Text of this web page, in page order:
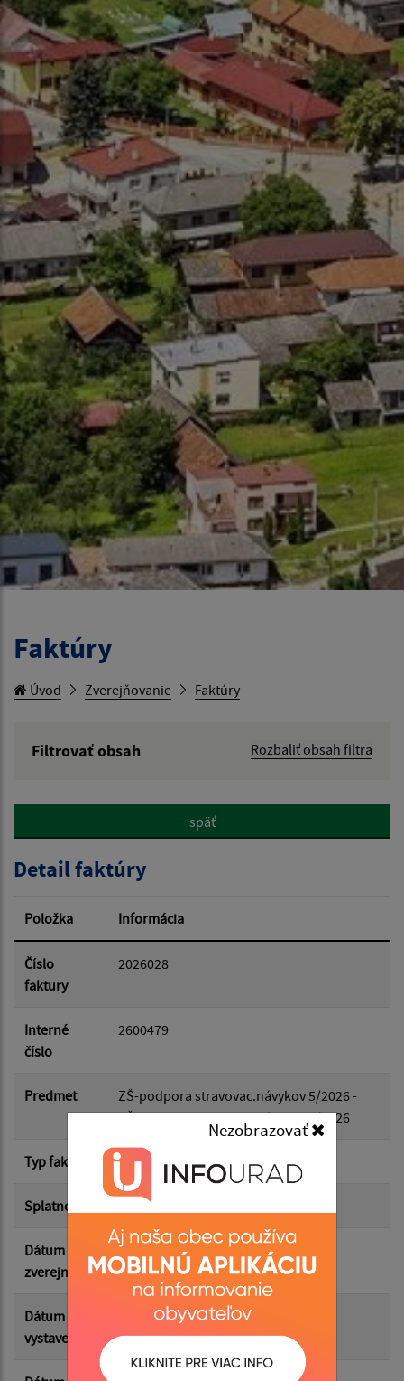
Nezobrazovať
Faktúry
Úvod Zverejňovanie Faktúry
Filtrovať obsah
Rozbaliť obsah filtra
Hľadať v:
Dátum od:
Dátum do:
Suma od:
Suma do:
Filtrovať Reset
späť
Detail faktúry
Položka Informácia
Číslo
faktury
2026028
Interné
číslo
2600479
Predmet
ZŠ-podpora stravovac.návykov 5/2026 -
ZŠ-podpora stravovac.návykov 5/2026
Typ faktúry dodávateľská
Splatnosť 12.06.2026
Dátum
zverejnenia
03.06.2026
Dátum
vystavenia
29.05.2026